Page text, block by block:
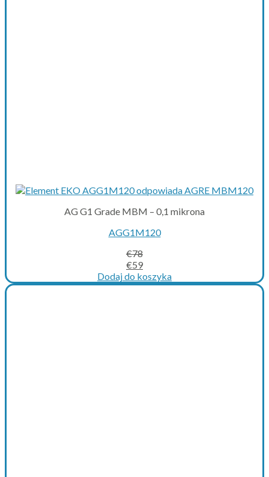
AG G1 Grade MBM – 0,1 mikrona
AGG1M120
€78
Original
price
was:
€59Current
price
is:
Dodaj do koszyka